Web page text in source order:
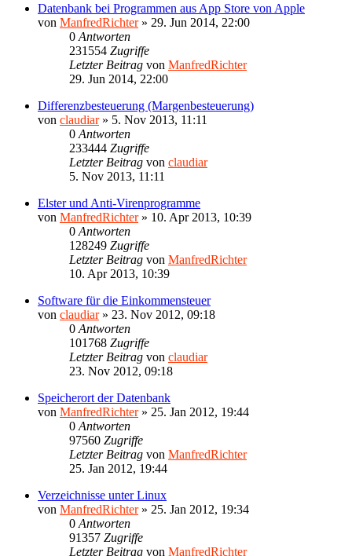
Datenbank bei Programmen aus App Store von Apple
von ManfredRichter» 29. Jun 2014, 22:00
0 Antworten
231554 Zugriffe
Letzter Beitrag von ManfredRichter
29. Jun 2014, 22:00
Differenzbesteuerung (Margenbesteuerung)
von claudiar» 5. Nov 2013, 11:11
0 Antworten
233444 Zugriffe
Letzter Beitrag von claudiar
5. Nov 2013, 11:11
Elster und Anti-Virenprogramme
von ManfredRichter» 10. Apr 2013, 10:39
0 Antworten
128249 Zugriffe
Letzter Beitrag von ManfredRichter
10. Apr 2013, 10:39
Software für die Einkommensteuer
von claudiar» 23. Nov 2012, 09:18
0 Antworten
101768 Zugriffe
Letzter Beitrag von claudiar
23. Nov 2012, 09:18
Speicherort der Datenbank
von ManfredRichter» 25. Jan 2012, 19:44
0 Antworten
97560 Zugriffe
Letzter Beitrag von ManfredRichter
25. Jan 2012, 19:44
Verzeichnisse unter Linux
von ManfredRichter» 25. Jan 2012, 19:34
0 Antworten
91357 Zugriffe
Letzter Beitrag von ManfredRichter